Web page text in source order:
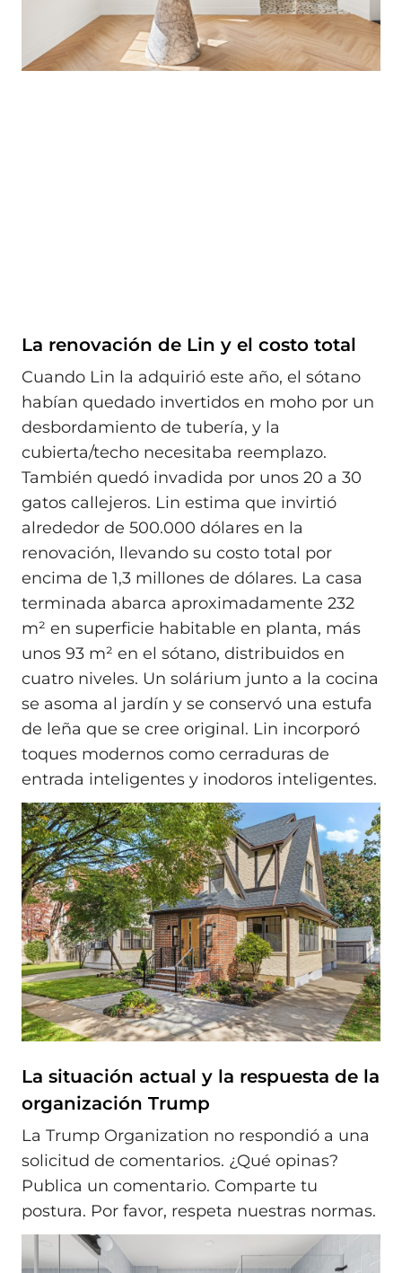
La renovación de Lin y el costo total
Cuando Lin la adquirió este año, el sótano
habían quedado invertidos en moho por un
desbordamiento de tubería, y la
cubierta/techo necesitaba reemplazo.
También quedó invadida por unos 20 a 30
gatos callejeros. Lin estima que invirtió
alrededor de 500.000 dólares en la
renovación, llevando su costo total por
encima de 1,3 millones de dólares. La casa
terminada abarca aproximadamente 232
m² en superficie habitable en planta, más
unos 93 m² en el sótano, distribuidos en
cuatro niveles. Un solárium junto a la cocina
se asoma al jardín y se conservó una estufa
de leña que se cree original. Lin incorporó
toques modernos como cerraduras de
entrada inteligentes y inodoros inteligentes.
La situación actual y la respuesta de la
organización Trump
La Trump Organization no respondió a una
solicitud de comentarios. ¿Qué opinas?
Publica un comentario. Comparte tu
postura. Por favor, respeta nuestras normas.